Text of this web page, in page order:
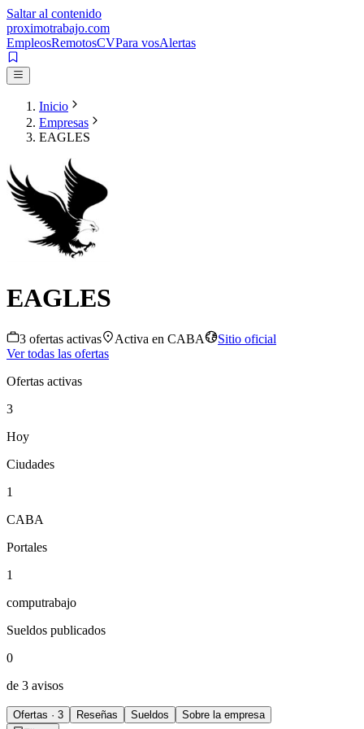
Saltar al contenido
proximotrabajo.com
EmpleosRemotosCVPara vosAlertas
Inicio
Empresas
EAGLES
EAGLES
3 ofertas activas Activa en CABA
Sitio oficial
Ver todas las ofertas
Ofertas activas
3
Hoy
Ciudades
1
CABA
Portales
1
computrabajo
Sueldos publicados
0
de 3 avisos
Ofertas · 3 Reseñas Sueldos
Sobre la empresa